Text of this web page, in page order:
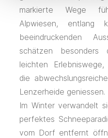
markierte Wege
Alpwiesen,
beeindruckenden
schätzen
leichten
die
Lenzerheide geniessen.
Im Winter verwandelt
perfektes
vom Dorf entfernt